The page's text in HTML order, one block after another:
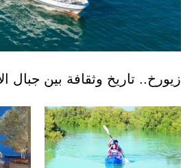
زيورخ.. تاريخ وثقافة بين جبال